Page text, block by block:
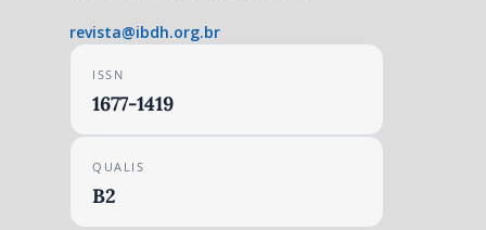
revista@ibdh.org.br
ISSN
1677-1419
QUALIS
B2